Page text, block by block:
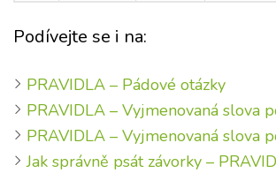
Podívejte se i na:
PRAVIDLA – Pádové otázky
PRAVIDLA – Vyjmenovaná slova
PRAVIDLA – Vyjmenovaná slova
Jak správně psát závorky –